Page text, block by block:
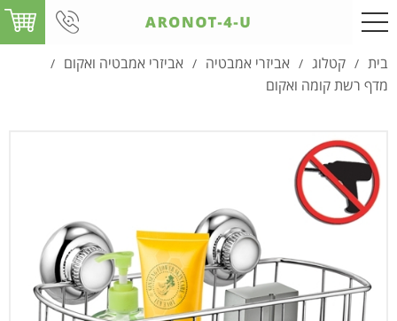
בית / קטלוג / אביזרי אמבטיה / אביזרי אמבטיה ואקום /
מדף רשת קומה ואקום